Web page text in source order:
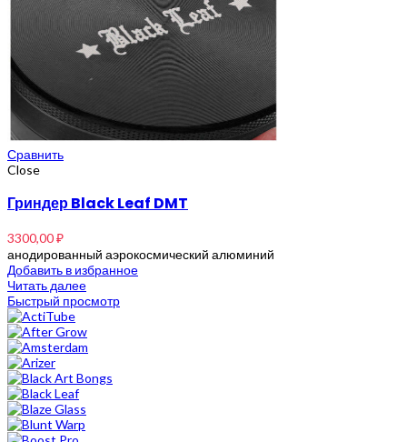
Сравнить
Close
Гриндер Black Leaf DMT
3300,00₽
анодированный аэрокосмический алюминий
Добавить в избранное
Читать далее
Быстрый просмотр